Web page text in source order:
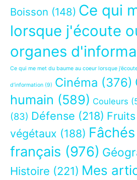
Boisson (148) Ce qui
lorsque j'écoute
organes
Ce qui me met du baume au coeur lorsque
d’information (9) Cinéma (376)
humain (589) Couleurs
(83) Défense (218)
végétaux (188)
français (976)
Histoire (221) Mes